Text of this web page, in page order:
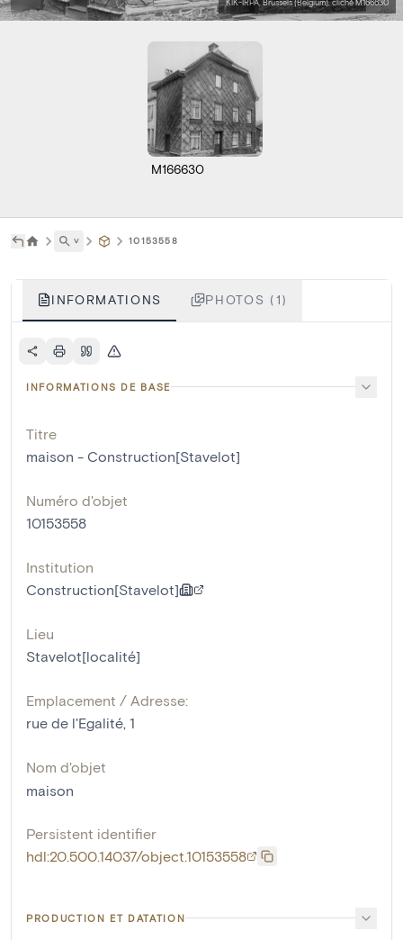
KIK-IRPA, Brussels (Belgium), cliché M166630
M166630
˅ 10153558
INFORMATIONS PHOTOS (1)
INFORMATIONS DE BASE
Titre
maison - Construction[Stavelot]
Numéro d'objet
10153558
Institution
Construction[Stavelot]
Lieu
Stavelot[localité]
Emplacement / Adresse:
rue de l'Egalité, 1
Nom d'objet
maison
Persistent identifier
hdl:20.500.14037/object.10153558
PRODUCTION ET DATATION